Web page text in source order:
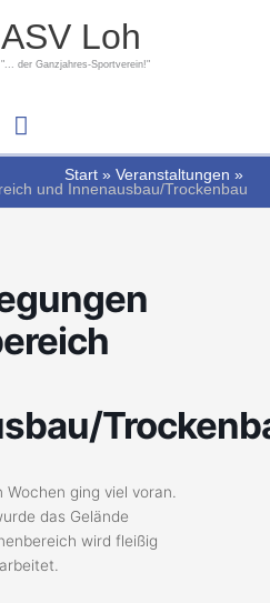
ASV Loh
"... der Ganzjahres-Sportverein!"
Hauptmenü
Start
Veranstaltungen
und Innenausbau/Trockenbau
ging viel voran.
das Gelände
wird fleißig